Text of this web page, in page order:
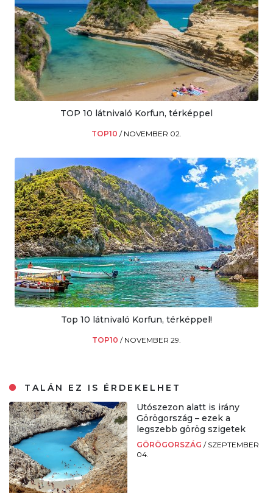
TOP 10 látnivaló Korfun, térképpel
TOP10 / NOVEMBER 02.
Top 10 látnivaló Korfun, térképpel!
TOP10 / NOVEMBER 29.
TALÁN EZ IS ÉRDEKELHET
Utószezon alatt is irány
Görögország – ezek a
legszebb görög szigetek
GÖRÖGORSZÁG / SZEPTEMBER
04.